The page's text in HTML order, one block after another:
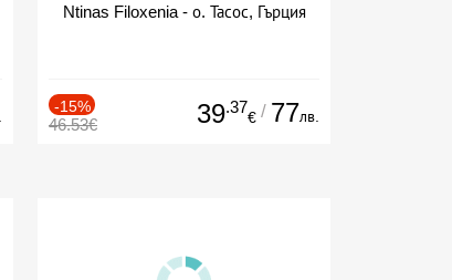
Ntinas Filoxenia - о. Тасос, Гърция
-15%
46.53€ 39.37
€ / 77лв.